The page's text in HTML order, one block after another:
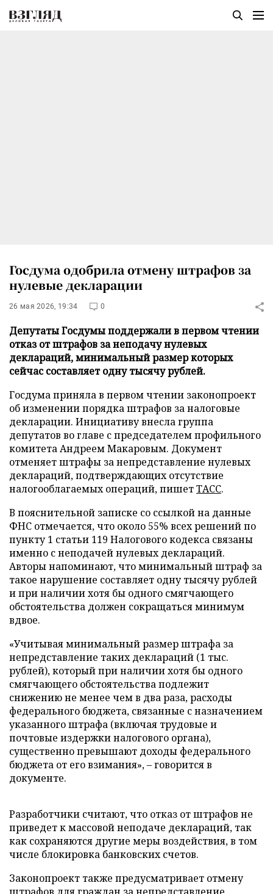
Госдума одобрила отмену штрафов за
нулевые декларации
26 мая 2026, 19:34 0
Депутаты Госдумы поддержали в первом чтении
отказ от штрафов за неподачу нулевых
деклараций, минимальный размер которых
сейчас составляет одну тысячу рублей.
Госдума приняла в первом чтении законопроект
об изменении порядка штрафов за налоговые
декларации. Инициативу внесла группа
депутатов во главе с председателем профильного
комитета Андреем Макаровым. Документ
отменяет штрафы за непредставление нулевых
деклараций, подтверждающих отсутствие
налогооблагаемых операций, пишетТАСС.
В пояснительной записке со ссылкой на данные
ФНС отмечается, что около 55% всех решений по
пункту 1 статьи 119 Налогового кодекса связаны
именно с неподачей нулевых деклараций.
Авторы напоминают, что минимальный штраф за
такое нарушение составляет одну тысячу рублей
и при наличии хотя бы одного смягчающего
обстоятельства должен сокращаться минимум
вдвое.
«Учитывая минимальный размер штрафа за
непредставление таких деклараций (1 тыс.
рублей), который при наличии хотя бы одного
смягчающего обстоятельства подлежит
снижению не менее чем в два раза, расходы
федерального бюджета, связанные с назначением
указанного штрафа (включая трудовые и
почтовые издержки налогового органа),
существенно превышают доходы федерального
бюджета от его взимания», – говорится в
документе.
Разработчики считают, что отказ от штрафов не
приведет к массовой неподаче деклараций, так
как сохраняются другие меры воздействия, в том
числе блокировка банковских счетов.
Законопроект также предусматривает отмену